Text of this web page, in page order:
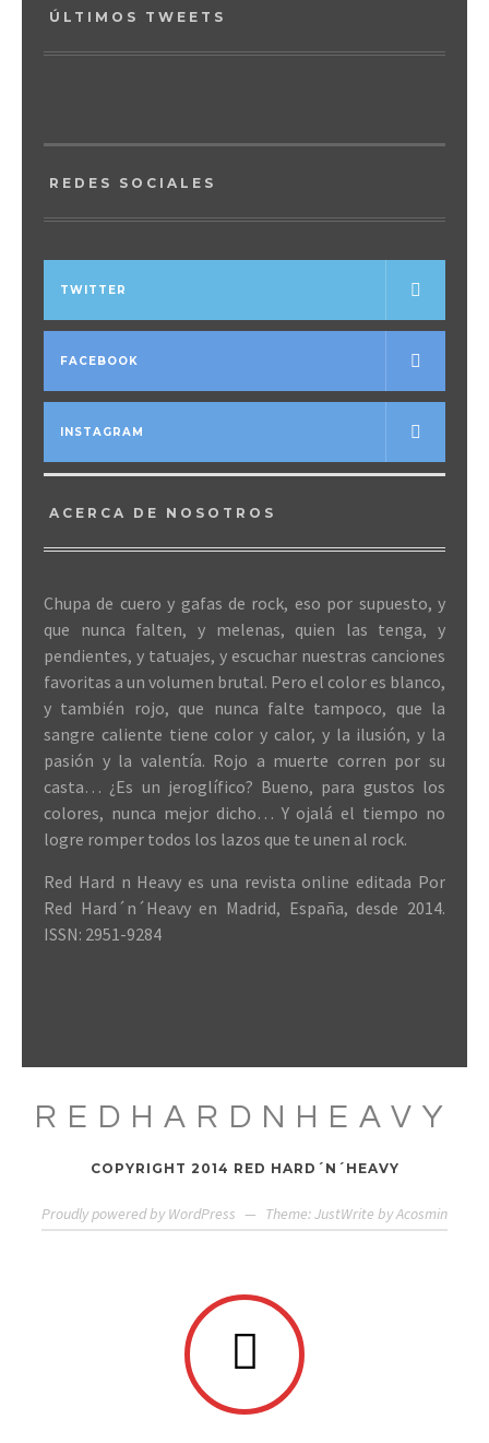
ÚLTIMOS TWEETS
REDES SOCIALES
TWITTER
FACEBOOK
INSTAGRAM
ACERCA DE NOSOTROS
Chupa de cuero y gafas de rock, eso por supuesto, y
que nunca falten, y melenas, quien las tenga, y
pendientes, y tatuajes, y escuchar nuestras canciones
favoritas a un volumen brutal. Pero el color es blanco,
y también rojo, que nunca falte tampoco, que la
sangre caliente tiene color y calor, y la ilusión, y la
pasión y la valentía. Rojo a muerte corren por su
casta… ¿Es un jeroglífico? Bueno, para gustos los
colores, nunca mejor dicho… Y ojalá el tiempo no
logre romper todos los lazos que te unen al rock.
Red Hard n Heavy es una revista online editada Por
Red Hard´n´Heavy en Madrid, España, desde 2014.
ISSN: 2951-9284
REDHARDNHEAVY
COPYRIGHT 2014 RED HARD´N´HEAVY
Proudly powered by WordPress — Theme: JustWrite byAcosmin